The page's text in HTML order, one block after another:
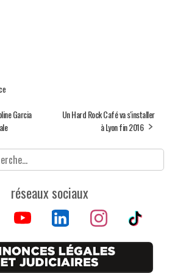
Garcia
Un Hard Rock Café va s'installer
à Lyon fin 2016
réseaux sociaux